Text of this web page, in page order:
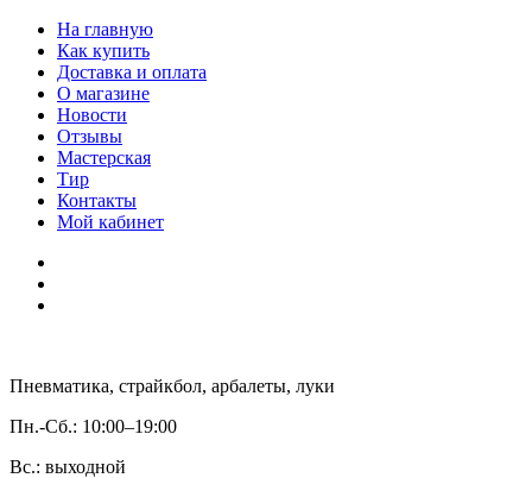
На главную
Как купить
Доставка и оплата
О магазине
Новости
Отзывы
Мастерская
Тир
Контакты
Мой кабинет
Пневматика, страйкбол, арбалеты, луки
Пн.-Сб.: 10:00–19:00
Вс.: выходной